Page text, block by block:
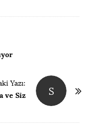
S
Yazı:
ve Siz